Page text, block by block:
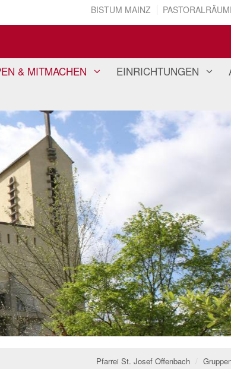
BISTUM MAINZ
& MITMACHEN EINRICHTUNGEN
Pfarrei St. Josef Offenbach